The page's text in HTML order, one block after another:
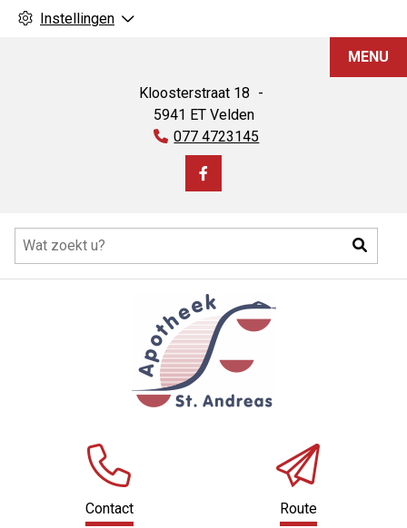
Instellingen
Kloosterstraat 18
5941 ET Velden
Tel:
077 4723145
Bezoek
facebook
MENU
Contact Route